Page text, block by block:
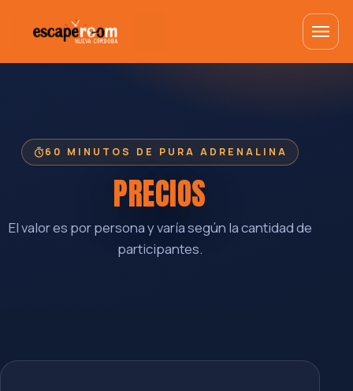
60 MINUTOS DE PURA ADRENALINA
PRECIOS
El valor es por persona y varía según la cantidad de
participantes.